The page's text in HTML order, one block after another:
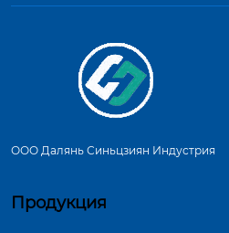
ООО Далянь Синьцзиян Индустрия
Продукция